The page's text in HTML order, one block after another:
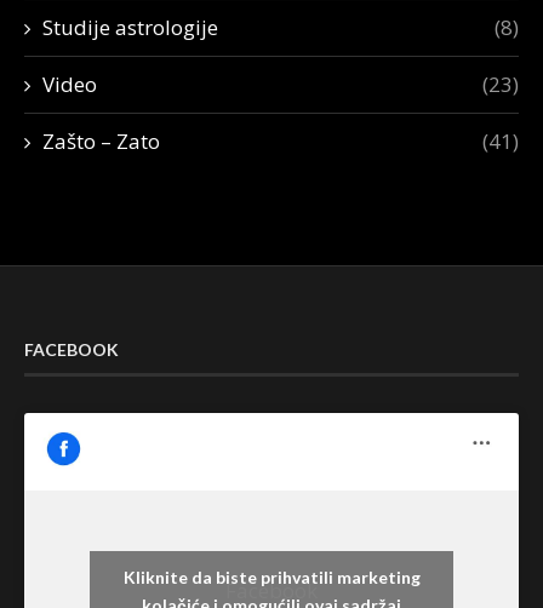
Studije astrologije (8)
Video (23)
Zašto – Zato (41)
FACEBOOK
Facebook
Kliknite da biste prihvatili marketing